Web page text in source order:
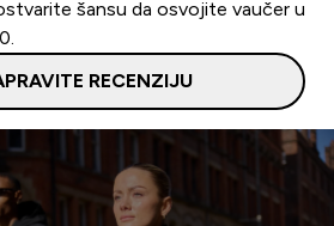
šansu da osvojite vaučer u
RECENZIJU